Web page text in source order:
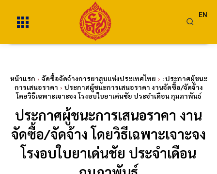
EN
หน้าแรก จัดซื้อจัดจ้างการยาสูบแห่งประเทศไทย
: ประกาศผู้ชนะ
การเสนอราคา
ประกาศผู้ชนะการเสนอราคา งานจัดซื้อ/จัดจ้าง
โดยวิธีเฉพาะเจาะจง โรงอบใบยาเด่นชัย ประจำเดือน กุมภาพันธ์
ประกาศผู้ชนะการเสนอราคา งาน
จัดซื้อ/จัดจ้าง โดยวิธีเฉพาะเจาะจง
โรงอบใบยาเด่นชัย ประจำเดือน